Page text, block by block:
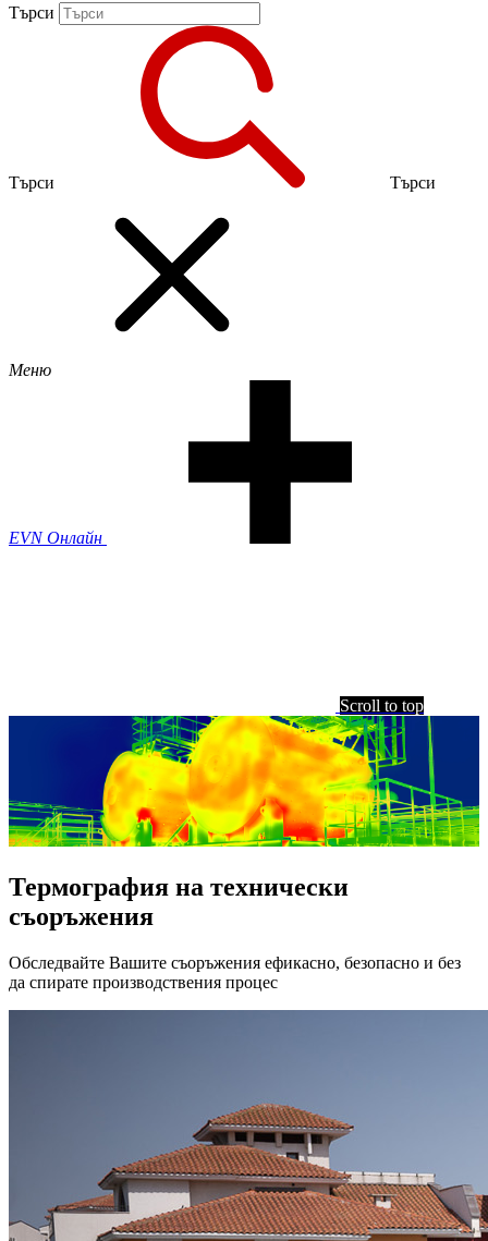
Търси
Търси Търси
Меню
EVN Онлайн
Scroll to top
Термография на технически
съоръжения
Обследвайте Вашите съоръжения ефикасно, безопасно и без
да спирате производствения процес